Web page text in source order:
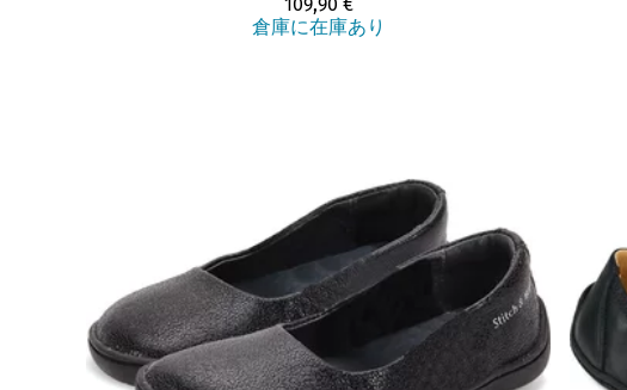
倉庫に在庫あり